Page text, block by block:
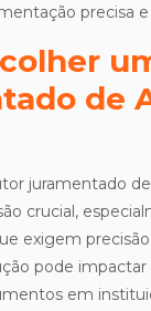
precisa
de
juramentado
crucial,
exigem
pode
em